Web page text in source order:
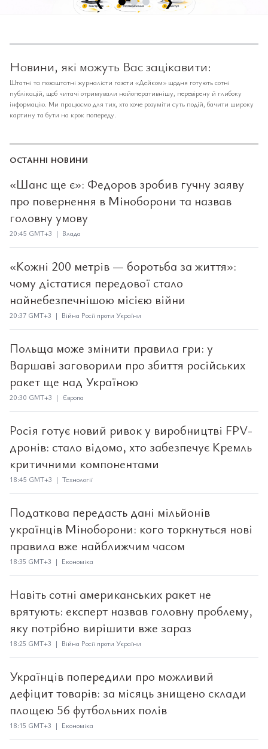
Новини, які можуть Вас зацікавити:
Штатні та позаштатні журналісти газети «Дейком» щодня готують сотні
публікацій, щоб читачі отримували найоперативнішу, перевірену й глибоку
інформацію. Ми працюємо для тих, хто хоче розуміти суть подій, бачити широку
картину та бути на крок попереду.
ОСТАННІ НОВИНИ
«Шанс ще є»: Федоров зробив гучну заяву
про повернення в Міноборони та назвав
головну умову
20:45 GMT+3 | Влада
«Кожні 200 метрів — боротьба за життя»:
чому дістатися передової стало
найнебезпечнішою місією війни
20:37 GMT+3 | Війна Росії проти України
Польща може змінити правила гри: у
Варшаві заговорили про збиття російських
ракет ще над Україною
20:30 GMT+3 | Європа
Росія готує новий ривок у виробництві FPV-
дронів: стало відомо, хто забезпечує Кремль
критичними компонентами
18:45 GMT+3 | Технології
Податкова передасть дані мільйонів
українців Міноборони: кого торкнуться нові
правила вже найближчим часом
18:35 GMT+3 | Економіка
Навіть сотні американських ракет не
врятують: експерт назвав головну проблему,
яку потрібно вирішити вже зараз
18:25 GMT+3 | Війна Росії проти України
Українців попередили про можливий
дефіцит товарів: за місяць знищено склади
площею 56 футбольних полів
18:15 GMT+3 | Економіка